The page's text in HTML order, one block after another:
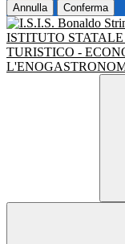
Annulla Conferma
ISTITUTO
TURISTICO -